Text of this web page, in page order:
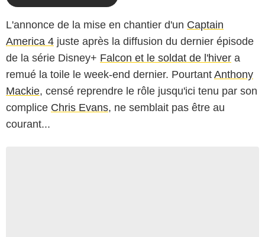
L'annonce de la mise en chantier d'un Captain
America 4 juste après la diffusion du dernier épisode
de la série Disney+ Falcon et le soldat de l'hiver a
remué la toile le week-end dernier. Pourtant Anthony
Mackie, censé reprendre le rôle jusqu'ici tenu par son
complice Chris Evans, ne semblait pas être au
courant...